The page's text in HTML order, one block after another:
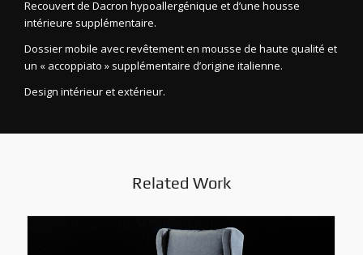
Recouvert de Dacron hypoallergénique et d’une housse
intérieure supplémentaire.
Dossier mobile avec revêtement en mousse de haute qualité et
un « accoppiato » supplémentaire d’origine italienne.
Design intérieur et extérieur.
Related Work